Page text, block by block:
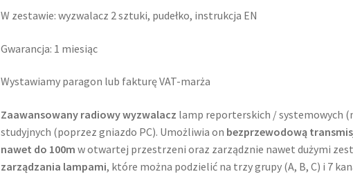
W zestawie: wyzwalacz 2 sztuki, pudełko, instrukcja EN
Gwarancja: 1 miesiąc
Wystawiamy paragon lub fakturę VAT-marża
Zaawansowany radiowy wyzwalacz lamp reporterskich / systemowych
studyjnych (poprzez gniazdo PC). Umożliwia on bezprzewodową
nawet do 100m w otwartej przestrzeni oraz zarządznie nawet dużymi
zarządzania lampami, które można podzielić na trzy grupy (A, B, C) i 7